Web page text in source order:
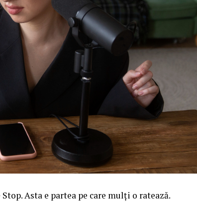
Asta e partea pe care mulți o ratează.